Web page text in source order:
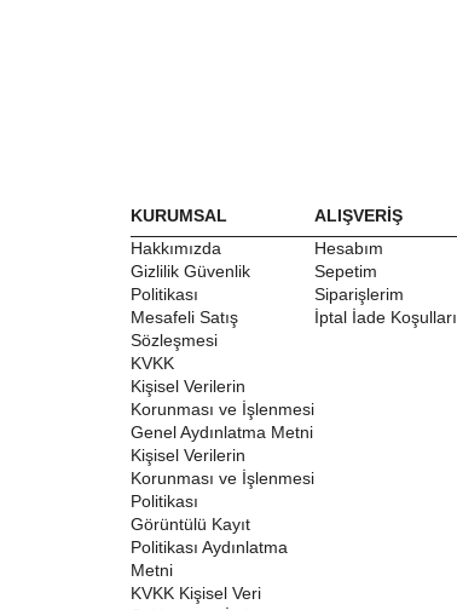
KURUMSAL
Hakkımızda
Gizlilik Güvenlik
Politikası
Mesafeli Satış
Sözleşmesi
KVKK
Kişisel Verilerin
Korunması ve İşlenmesi
Genel Aydınlatma Metni
Kişisel Verilerin
Korunması ve İşlenmesi
Politikası
Görüntülü Kayıt
Politikası Aydınlatma
Metni
KVKK Kişisel Veri
ALIŞVERİŞ
Hesabım
Sepetim
Siparişlerim
İptal İade Koşulları